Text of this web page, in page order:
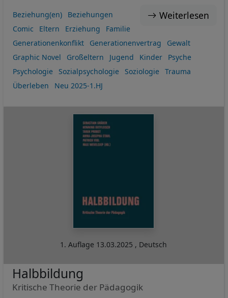
Weiterlesen
Beziehung(en)
Beziehungen
Comic
Eltern Erziehung
Familie
Generationenkonflikt
Generationenvertrag
Gewalt
Graphic Novel
Großeltern Jugend Kinder
Psyche
Psychologie
Sozialpsychologie Soziologie
Trauma
Überleben
Neu 2025-1.HJ
1. Auflage 13.03.2025 , Deutsch
Halbbildung
Kritische Theorie der Pädagogik